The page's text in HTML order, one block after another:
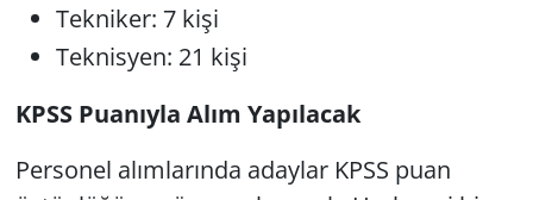
Tekniker: 7 kişi
Teknisyen: 21 kişi
KPSS Puanıyla Alım Yapılacak
Personel alımlarında adaylar KPSS puan